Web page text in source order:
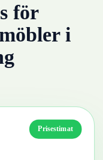
för
möbleri
Prisestimat